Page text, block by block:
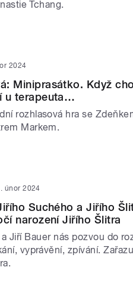
Tchang.
2024
Miniprasátko. Když
u terapeuta…
rozhlasová hra se
Markem.
únor 2024
Suchého a Jiřího
narození Jiřího Šlitra
Jiří Bauer nás pozvou do
vyprávění, zpívání.